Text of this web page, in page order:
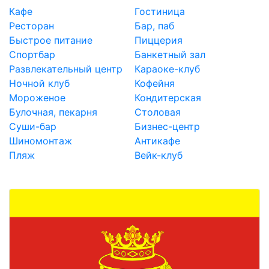
Кафе
Гостиница
Ресторан
Бар, паб
Быстрое питание
Пиццерия
Спортбар
Банкетный зал
Развлекательный центр
Караоке-клуб
Ночной клуб
Кофейня
Мороженое
Кондитерская
Булочная, пекарня
Столовая
Суши-бар
Бизнес-центр
Шиномонтаж
Антикафе
Пляж
Вейк-клуб